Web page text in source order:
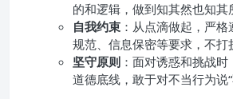
的和逻辑，做到知其然也知其
自我约束 ：从点滴做起，严
规范、信息保密等要求，不打
坚守原则 ：面对诱惑和挑战
道德底线，敢于对不当行为说“